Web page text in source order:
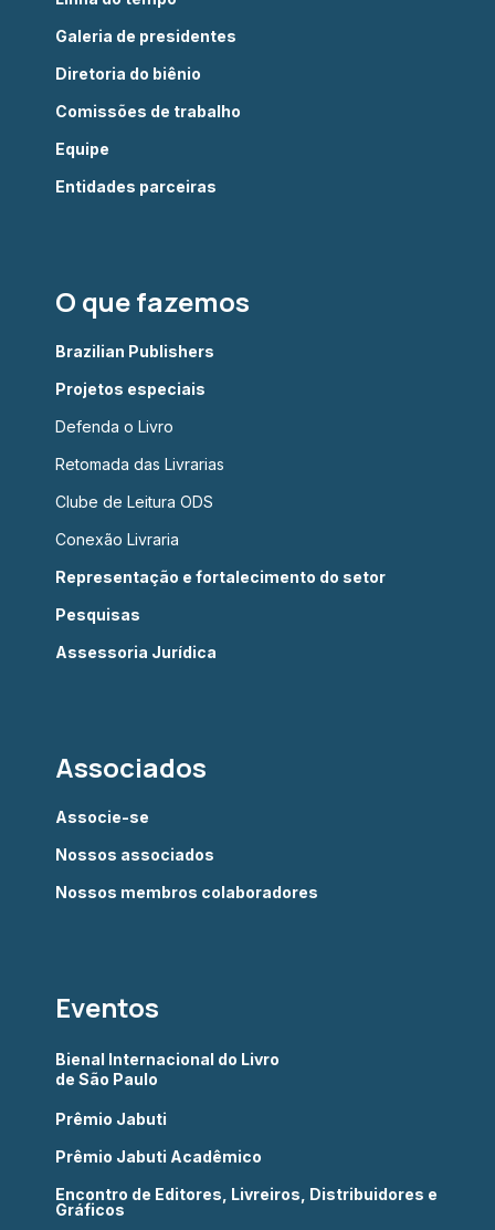
Galeria de presidentes
Diretoria do biênio
Comissões de trabalho
Equipe
Entidades parceiras
O que fazemos
Brazilian Publishers
Projetos especiais
Defenda o Livro
Retomada das Livrarias
Clube de Leitura ODS
Conexão Livraria
Representação e fortalecimento do setor
Pesquisas
Assessoria Jurídica
Associados
Associe-se
Nossos associados
Nossos membros colaboradores
Eventos
Bienal Internacional do Livro
de São Paulo
Prêmio Jabuti
Prêmio Jabuti Acadêmico
Encontro de Editores, Livreiros, Distribuidores e
Gráficos